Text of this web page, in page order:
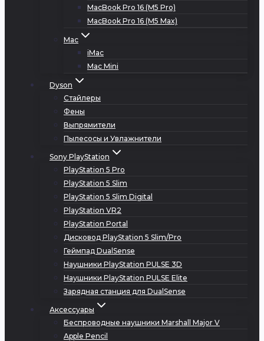
MacBook Pro 16 (M5 Pro)
MacBook Pro 16 (M5 Max)
Mac
iMac
Mac Mini
Dyson
Стайлеры
Фены
Выпрямители
Пылесосы и Увлажнители
Sony PlayStation
PlayStation 5 Pro
PlayStation 5 Slim
PlayStation 5 Slim Digital
PlayStation VR2
PlayStation Portal
Дисковод PlayStation 5 Slim/Pro
Геймпад DualSense
Наушники PlayStation PULSE 3D
Наушники PlayStation PULSE Elite
Зарядная станция для DualSense
Аксессуары
Беспроводные наушники Marshall Major V
Apple Pencil